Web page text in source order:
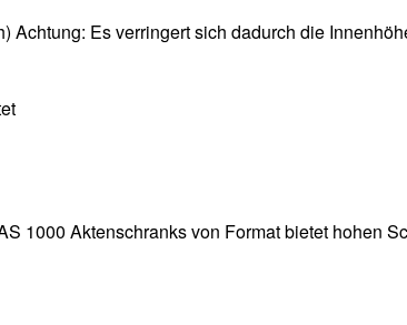
Achtung: Es verringert sich dadurch die
1000 Aktenschranks von Format bietet hohen